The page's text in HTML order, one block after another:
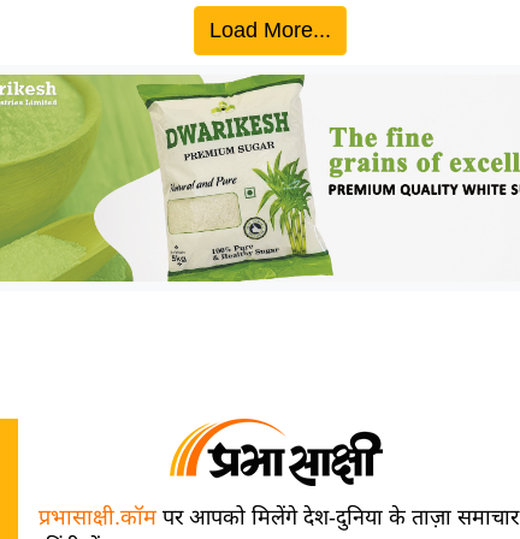
Load More...
प्रभासाक्षी.कॉमपर आपको मिलेंगे देश-दुनिया के ताज़ा समाचार